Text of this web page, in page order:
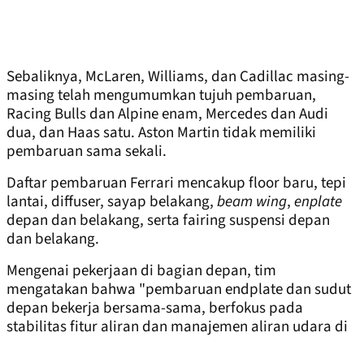
Sebaliknya, McLaren, Williams, dan Cadillac masing-
masing telah mengumumkan tujuh pembaruan,
Racing Bulls dan Alpine enam, Mercedes dan Audi
dua, dan Haas satu. Aston Martin tidak memiliki
pembaruan sama sekali.
Daftar pembaruan Ferrari mencakup floor baru, tepi
lantai, diffuser, sayap belakang,beam wing,enplate
depan dan belakang, serta fairing suspensi depan
dan belakang.
Mengenai pekerjaan di bagian depan, tim
mengatakan bahwa "pembaruan endplate dan sudut
depan bekerja bersama-sama, berfokus pada
stabilitas fitur aliran dan manajemen aliran udara di